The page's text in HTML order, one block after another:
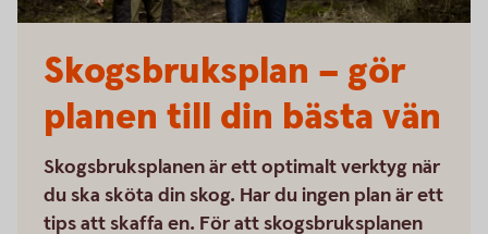
Skogsbruksplan – gör
planen till din bästa vän
Skogsbruksplanen är ett optimalt verktyg när
du ska sköta din skog. Har du ingen plan är ett
tips att skaffa en. För att skogsbruksplanen